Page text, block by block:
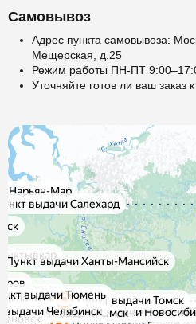
Самовывоз
Адрес пункта самовывоза:
Мещерская, д.25
Режим работы ПН-ПТ
Уточняйте готов ли ваш заказ